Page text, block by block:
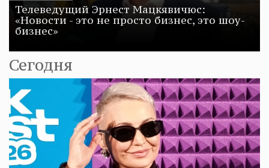
Телеведущий Эрнест Мацкявичюс:
«Новости - это не просто бизнес, это шоу-
бизнес»
Сегодня